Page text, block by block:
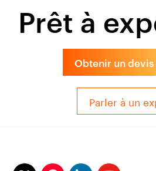
Prêt à
Obtenir un
Parler à un